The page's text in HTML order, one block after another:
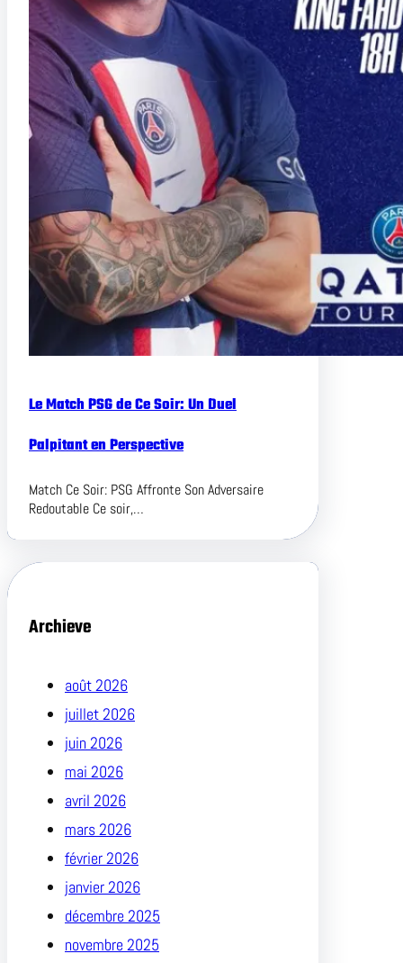
Le Match PSG de Ce Soir: Un Duel
Palpitant en Perspective
Match Ce Soir: PSG Affronte Son Adversaire
Redoutable Ce soir,…
Archieve
août 2026
juillet 2026
juin 2026
mai 2026
avril 2026
mars 2026
février 2026
janvier 2026
décembre 2025
novembre 2025